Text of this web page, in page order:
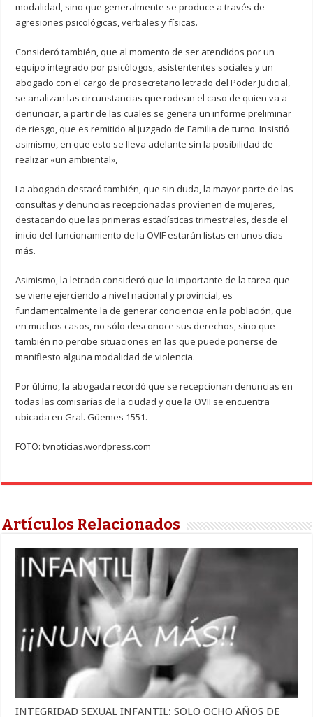
modalidad, sino que generalmente se produce a través de
agresiones psicológicas, verbales y físicas.
Consideró también, que al momento de ser atendidos por un
equipo integrado por psicólogos, asistententes sociales y un
abogado con el cargo de prosecretario letrado del Poder Judicial,
se analizan las circunstancias que rodean el caso de quien va a
denunciar, a partir de las cuales se genera un informe preliminar
de riesgo, que es remitido al juzgado de Familia de turno. Insistió
asimismo, en que esto se lleva adelante sin la posibilidad de
realizar «un ambiental»,
La abogada destacó también, que sin duda, la mayor parte de las
consultas y denuncias recepcionadas provienen de mujeres,
destacando que las primeras estadísticas trimestrales, desde el
inicio del funcionamiento de la OVIF estarán listas en unos días
más.
Asimismo, la letrada consideró que lo importante de la tarea que
se viene ejerciendo a nivel nacional y provincial, es
fundamentalmente la de generar conciencia en la población, que
en muchos casos, no sólo desconoce sus derechos, sino que
también no percibe situaciones en las que puede ponerse de
manifiesto alguna modalidad de violencia.
Por último, la abogada recordó que se recepcionan denuncias en
todas las comisarías de la ciudad y que la OVIFse encuentra
ubicada en Gral. Güemes 1551.
FOTO: tvnoticias.wordpress.com
Artículos Relacionados
INTEGRIDAD SEXUAL INFANTIL: SOLO OCHO AÑOS DE